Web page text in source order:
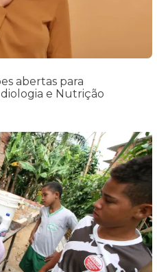
abertas para
e Nutrição